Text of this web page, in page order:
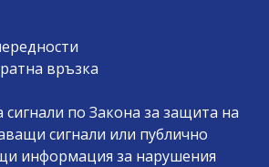
връзка
по Закона за защита на
сигнали или публично
информация за нарушения